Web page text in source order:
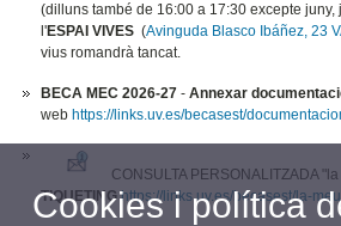
(dilluns també de 16:00 a 17:30 excepte
l'ESPAI VIVES(Avinguda Blasco Ibáñez, 23
vius romandrà tancat.
BECA MEC 2026-27 -Annexar
web https://links.uv.es/becasest/
CONSULTA PERSONALITZADA
TIQUETINGhttps://links.uv.es/becasest/la-
Cookies i política